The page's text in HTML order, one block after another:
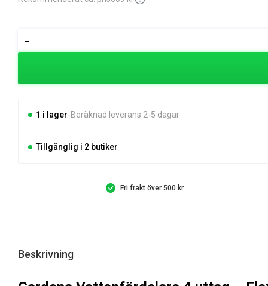
ursprungliga
var:
509 kr.
nuvarande
är:
489 kr.
-
Vattenfördelare
1 i lager Beräknad leverans 2-5 dagar
Tillgänglig i 2 butiker
Fri frakt över 500 kr
Beskrivning